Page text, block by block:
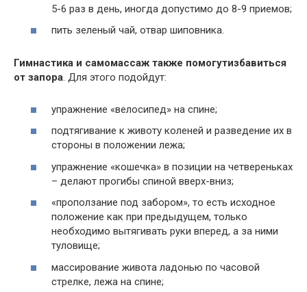
5-6 раз в день, иногда допустимо до 8-9 приемов;
пить зеленый чай, отвар шиповника.
Гимнастика и самомассаж также помогутизбавиться
от запора. Для этого подойдут:
упражнение «велосипед» на спине;
подтягивание к животу коленей и разведение их в
стороны в положении лежа;
упражнение «кошечка» в позиции на четвереньках
– делают прогибы спиной вверх-вниз;
«проползание под забором», то есть исходное
положение как при предыдущем, только
необходимо вытягивать руки вперед, а за ними
туловище;
массирование живота ладонью по часовой
стрелке, лежа на спине;